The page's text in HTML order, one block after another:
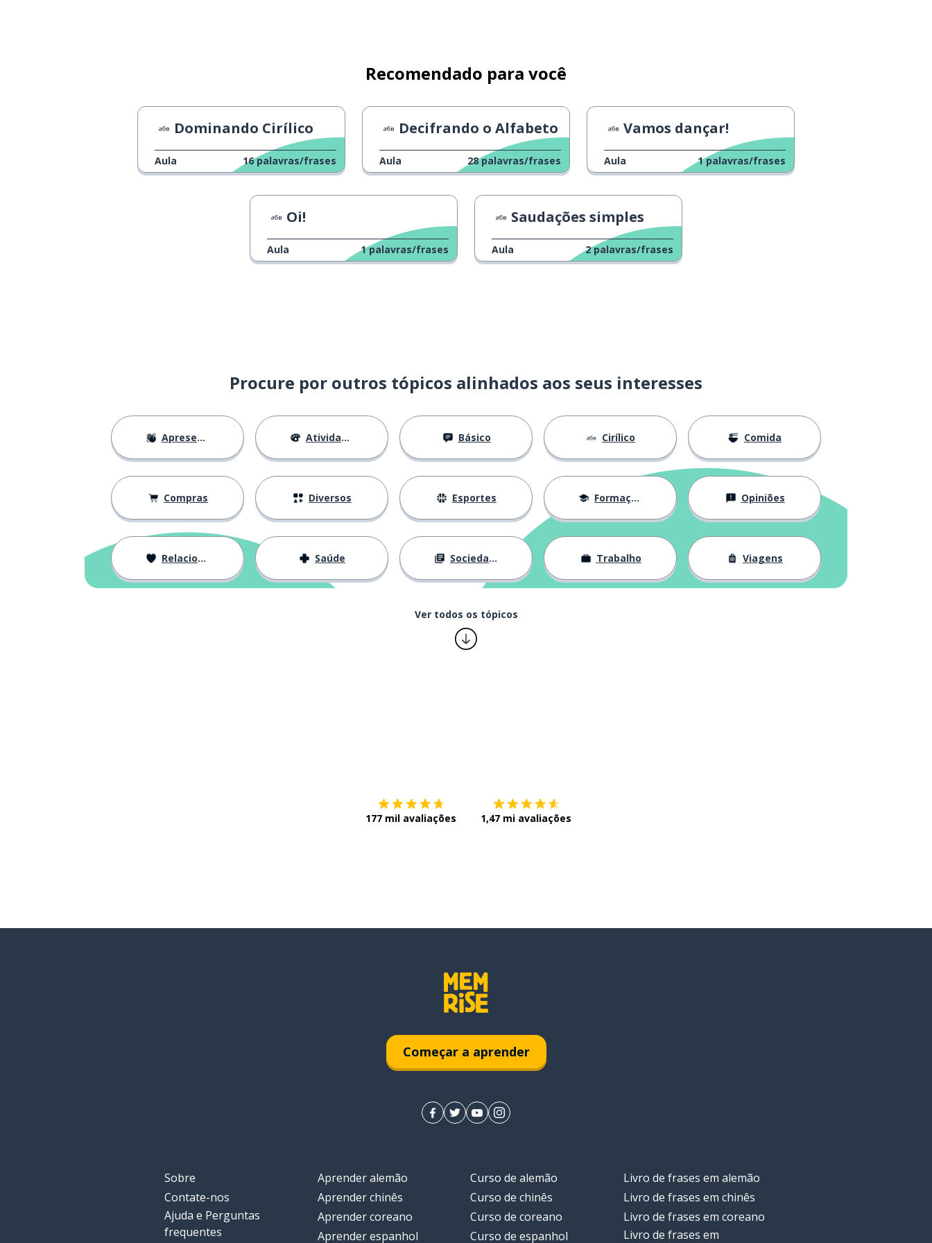
Recomendado para você
Dominando Cirílico
Aula 16 palavras/frases
Decifrando o Alfabeto
Aula 28 palavras/frases
Vamos dançar!
Aula 1 palavras/frases
Oi!
Aula 1 palavras/frases
Saudações simples
Aula 2 palavras/frases
Procure por outros tópicos alinhados aos seus interesses
Apresentações Atividades Básico Cirílico Comida
Compras Diversos Esportes Formação Opiniões
Relacionamentos Saúde Sociedade Trabalho Viagens
Ver todos os tópicos
177 mil avaliações 1,47 mi avaliações
Começar a aprender
Sobre
Contate-nos
Ajuda e Perguntas
frequentes
Aprender alemão
Aprender chinês
Aprender coreano
Aprender espanhol
Curso de alemão
Curso de chinês
Curso de coreano
Curso de espanhol
Livro de frases em alemão
Livro de frases em chinês
Livro de frases em coreano
Livro de frases em